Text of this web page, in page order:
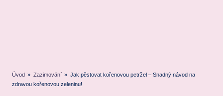
Úvod » Zazimování » Jak pěstovat kořenovou petržel – Snadný návod na
zdravou kořenovou zeleninu!